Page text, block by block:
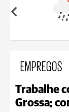
18°C
EMPREGOS
Trabalhe
Grossa;